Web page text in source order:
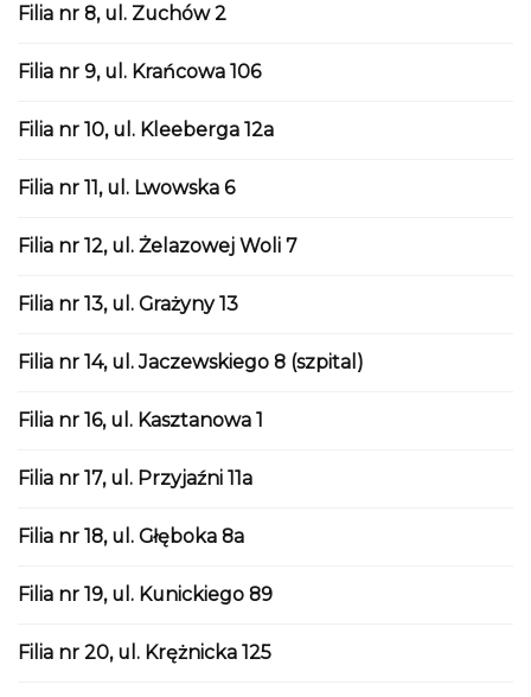
Filia nr 8, ul. Zuchów 2
Filia nr 9, ul. Krańcowa 106
Filia nr 10, ul. Kleeberga 12a
Filia nr 11, ul. Lwowska 6
Filia nr 12, ul. Żelazowej Woli 7
Filia nr 13, ul. Grażyny 13
Filia nr 14, ul. Jaczewskiego 8 (szpital)
Filia nr 16, ul. Kasztanowa 1
Filia nr 17, ul. Przyjaźni 11a
Filia nr 18, ul. Głęboka 8a
Filia nr 19, ul. Kunickiego 89
Filia nr 20, ul. Krężnicka 125